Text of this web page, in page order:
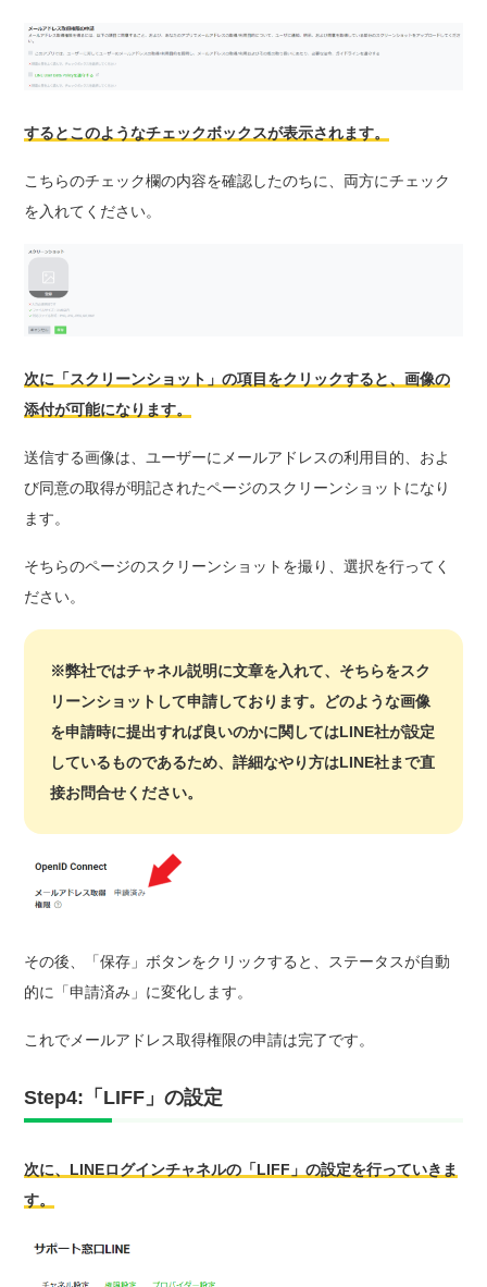
するとこのようなチェックボックスが表示されます。
こちらのチェック欄の内容を確認したのちに、両方にチェック
を入れてください。
次に「スクリーンショット」の項目をクリックすると、画像の
添付が可能になります。
送信する画像は、ユーザーにメールアドレスの利用目的、およ
び同意の取得が明記されたページのスクリーンショットになり
ます。
そちらのページのスクリーンショットを撮り、選択を行ってく
ださい。
※弊社ではチャネル説明に文章を入れて、そちらをスク
リーンショットして申請しております。どのような画像
を申請時に提出すれば良いのかに関してはLINE社が設定
しているものであるため、詳細なやり方はLINE社まで直
接お問合せください。
その後、「保存」ボタンをクリックすると、ステータスが自動
的に「申請済み」に変化します。
これでメールアドレス取得権限の申請は完了です。
Step4:「LIFF」の設定
次に、LINEログインチャネルの「LIFF」の設定を行っていきま
す。